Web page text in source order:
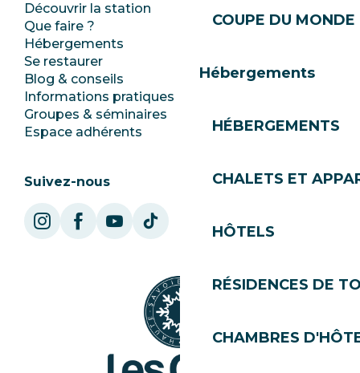
COUPE DU
Hébergements
HÉBERGEMENTS
CHALETS ET
HÔTELS
RÉSIDENCES DE
CHAMBRES
Découvrir la station
Que faire ?
Hébergements
Se restaurer
Blog & conseils
Informations pratiques
Groupes & séminaires
Espace adhérents
Club Les Gets
Ecotourisme
SoleGets
Les Gets Tourisme
Suivez-nous